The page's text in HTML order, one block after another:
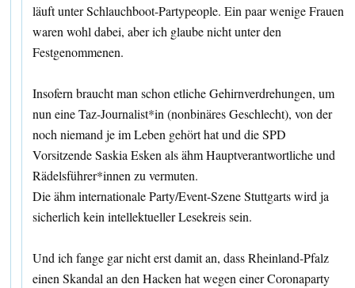
läuft unter Schlauchboot-Partypeople. Ein paar wenige Frauen
waren wohl dabei, aber ich glaube nicht unter den
Festgenommenen.
Insofern braucht man schon etliche Gehirnverdrehungen, um
nun eine Taz-Journalist*in (nonbinäres Geschlecht), von der
noch niemand je im Leben gehört hat und die SPD
Vorsitzende Saskia Esken als ähm Hauptverantwortliche und
Rädelsführer*innen zu vermuten.
Die ähm internationale Party/Event-Szene Stuttgarts wird ja
sicherlich kein intellektueller Lesekreis sein.
Und ich fange gar nicht erst damit an, dass Rheinland-Pfalz
einen Skandal an den Hacken hat wegen einer Coronaparty